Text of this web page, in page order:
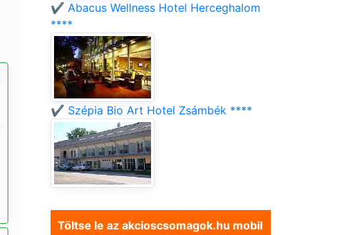
✔️ Abacus Wellness Hotel Herceghalom
****
✔️ Szépia Bio Art Hotel Zsámbék ****
Töltse le az akcioscsomagok.hu mobil